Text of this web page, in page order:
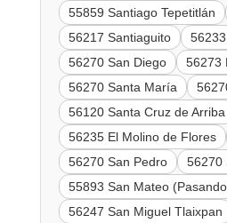
55859 Santiago Tepetitlán
56217 Santiaguito
56270 San Diego
56273
56270 Santa María
56120 Santa Cruz de Arriba
56235 El Molino de Flores
56270 San Pedro
56270
55893 San Mateo
56247 San Miguel Tlaixpan